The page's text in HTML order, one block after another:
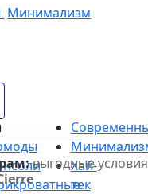
Минимализм
выгодные условия